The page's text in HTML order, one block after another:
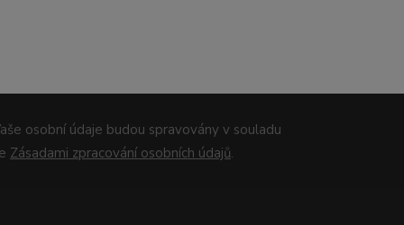
osobní údaje budou spravovány v souladu
Zásadami zpracování osobních údajů.